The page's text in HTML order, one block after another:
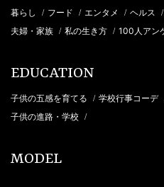
暮らし / フード / エンタメ / ヘルス /
夫婦・家族 / 私の生き方 / 100人アン
EDUCATION
子供の五感を育てる / 学校行事コーデ
子供の進路・学校 /
MODEL